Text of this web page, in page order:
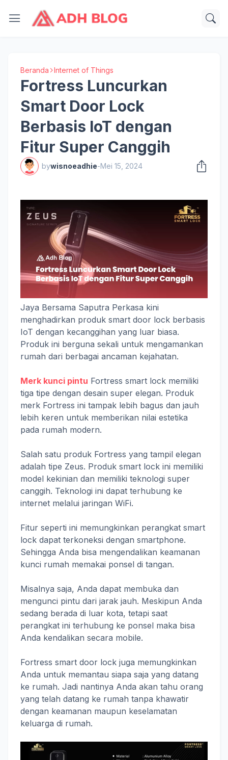
Beranda Internet of Things
Fortress Luncurkan
Smart Door Lock
Berbasis IoT dengan
Fitur Super Canggih
bywisnoeadhie-Mei 15, 2024
Jaya Bersama Saputra Perkasa kini
menghadirkan produk smart door lock berbasis
IoT dengan kecanggihan yang luar biasa.
Produk ini berguna sekali untuk mengamankan
rumah dari berbagai ancaman kejahatan.
Merk kunci pintu Fortress smart lock memiliki
tiga tipe dengan desain super elegan. Produk
merk Fortress ini tampak lebih bagus dan jauh
lebih keren untuk memberikan nilai estetika
pada rumah modern.
Salah satu produk Fortress yang tampil elegan
adalah tipe Zeus. Produk smart lock ini memiliki
model kekinian dan memiliki teknologi super
canggih. Teknologi ini dapat terhubung ke
internet melalui jaringan WiFi.
Fitur seperti ini memungkinkan perangkat smart
lock dapat terkoneksi dengan smartphone.
Sehingga Anda bisa mengendalikan keamanan
kunci rumah memakai ponsel di tangan.
Misalnya saja, Anda dapat membuka dan
mengunci pintu dari jarak jauh. Meskipun Anda
sedang berada di luar kota, tetapi saat
perangkat ini terhubung ke ponsel maka bisa
Anda kendalikan secara mobile.
Fortress smart door lock juga memungkinkan
Anda untuk memantau siapa saja yang datang
ke rumah. Jadi nantinya Anda akan tahu orang
yang telah datang ke rumah tanpa khawatir
dengan keamanan maupun keselamatan
keluarga di rumah.